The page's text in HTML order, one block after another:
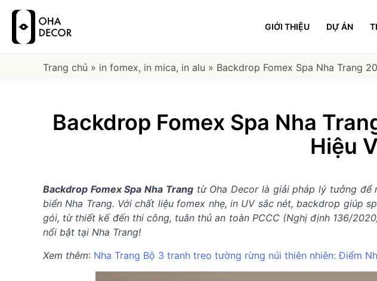
GIỚI THIỆU DỰ ÁN
Trang chủ » in fomex, in mica, in alu » Backdrop Fomex Spa Nha Trang
Backdrop Fomex Spa Nha
Hiệu
Backdrop Fomex Spa Nha Trangtừ Oha Decor là giải pháp lý tưởng để
biển Nha Trang. Với chất liệu fomex nhẹ, in UV sắc nét, backdrop giúp
gói, từ thiết kế đến thi công, tuân thủ an toàn PCCC (Nghị định 136/
nổi bật tại Nha Trang!
Xem thêm: Nha Trang Bộ 3 tranh treo tường rừng núi thiên nhiên: Điểm